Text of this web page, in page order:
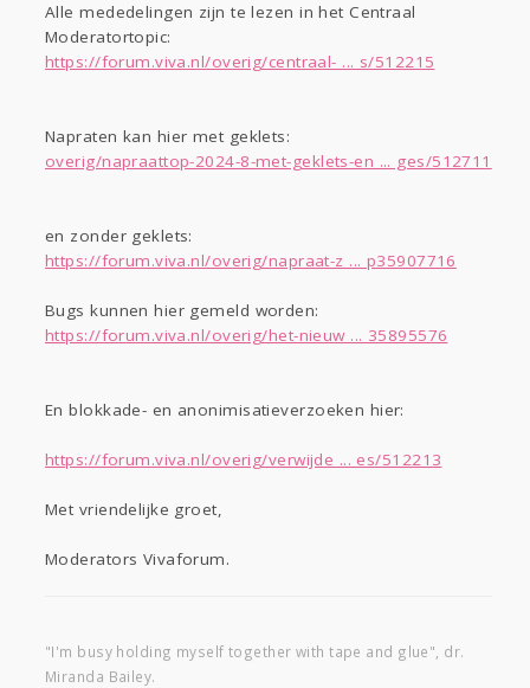
Alle mededelingen zijn te lezen in het Centraal
Moderatortopic:
https://forum.viva.nl/overig/centraal- ... s/512215
Napraten kan hier met geklets:
overig/napraattop-2024-8-met-geklets-en ... ges/512711
en zonder geklets:
https://forum.viva.nl/overig/napraat-z ... p35907716
Bugs kunnen hier gemeld worden:
https://forum.viva.nl/overig/het-nieuw ... 35895576
En blokkade- en anonimisatieverzoeken hier:
https://forum.viva.nl/overig/verwijde ... es/512213
Met vriendelijke groet,
Moderators Vivaforum.
"I'm busy holding myself together with tape and glue", dr.
Miranda Bailey.